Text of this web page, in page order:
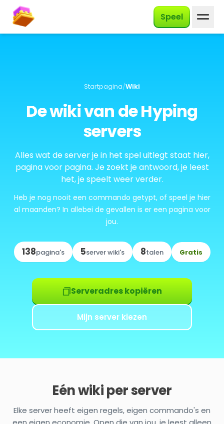
Speel
Startpagina/Wiki
De wiki van de Hyping
servers
Alles wat de server je in het spel uitlegt staat hier,
pagina voor pagina. Je zoekt je antwoord, je leest
het, je speelt weer verder.
Heb je nog nooit een commando getypt, of speel je hier
al maanden? In allebei de gevallen is er een pagina voor
jou.
138pagina's 5server wiki's 8talen Gratis
Serveradres kopiëren
Mijn server kiezen
Eén wiki per server
Elke server heeft eigen regels, eigen commando's en